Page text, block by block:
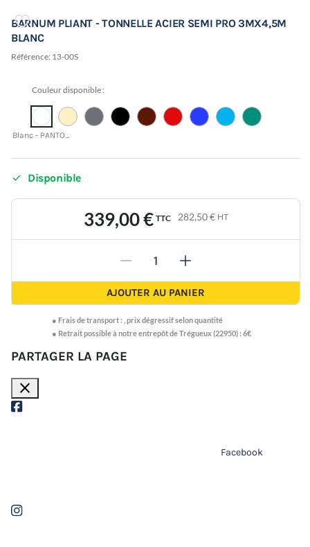
BARNUM PLIANT - TONNELLE ACIER SEMI PRO 3MX4,5M
BLANC
Référence: 13-00S
Couleur disponible :
Blanc - PANTONE 11-0601 TCX
 Disponible
339,00 € TTC 282,50 € HT
- +
AJOUTER AU PANIER
● Frais de transport : prix dégressif selon quantité
● Retrait possible à notre entrepôt de Trégueux (22950) : 6€
PARTAGER LA PAGE
close
Facebook